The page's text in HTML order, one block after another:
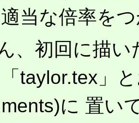
当な倍率を
、初回に描
taylor.tex」
に 置